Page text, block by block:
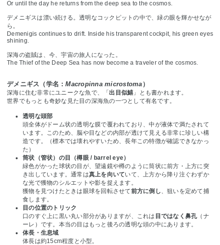
Or until the day he returns from the deep sea to the cosmos.
デメニギスは漂い続ける。透明なコックピットの中で、緑の眼を輝かせなが
ら。
Demenigis continues to drift. Inside his transparent cockpit, his green eyes
shining.
深海の盗賊は、今、宇宙の旅人になった。
The Thief of the Deep Sea has now become a traveler of the cosmos.
デメニギス（学名：Macropinna microstoma ）
深海に住む非常にユニークな魚で、「出目似鱚」とも書かれます。
世界でもっとも奇妙な見た目の深海魚の一つとして有名です。
透明な頭部
頭全体がドーム状の透明な膜で覆われており、中が液体で満たされて
います。このため、脳や目などの内部が透けて見える非常に珍しい構
造です。（標本では壊れやすいため、長年この特徴が確認できなかっ
た）
筒状（管状）の目（樽眼 / barrel eye）
緑色がかった球状の目が、望遠鏡や樽のように筒状に前方・上方に突
き出しています。通常は真上を向いていて、上方から降り注ぐわずか
な光で獲物のシルエットや影を捉えます。
獲物を見つけたときは眼球を回転させて前方に倒し、狙いを定めて捕
食します。
目の位置のトリック
口のすぐ上に黒い丸い部分がありますが、これは 目ではなく鼻孔（ナ
ーレ）です。本当の目はもっと後ろの透明な頭の中にあります。
体長・生息域
体長は約15cm程度と小型。